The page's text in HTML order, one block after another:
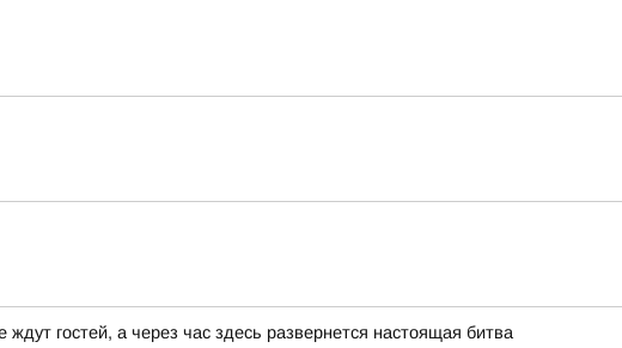
гостей, а через час здесь развернется настоящая битва